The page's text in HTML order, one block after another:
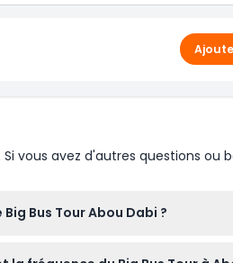
vous avez d'autres questions
Bus Tour Abou Dabi ?